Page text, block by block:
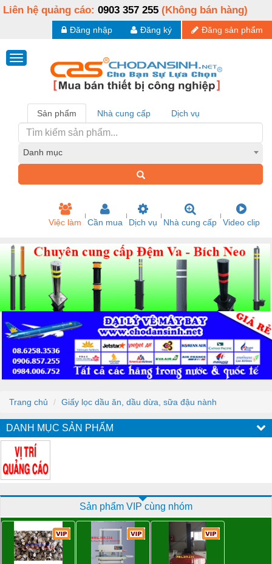
Liên hệ quảng cáo: 0903 357 255 (Không bán hàng)
Đăng sản phẩm
Đăng ký
Đăng nhập
Sản phẩm Nhà cung cấp Dịch vụ
Danh mục
Việc làm Cần mua Dịch vụ Nhà cung cấp Video clip
Trang chủ Giấy lọc dầu ăn, dầu dừa, sữa đậu nành
DANH MỤC SẢN PHẨM
Sản phẩm VIP cùng nhóm